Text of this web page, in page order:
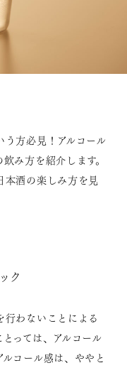
方必見！アルコール
み方を紹介します。
本酒の楽しみ方を見
ク
行わないことによる
っては、アルコール
コール感は、ややと